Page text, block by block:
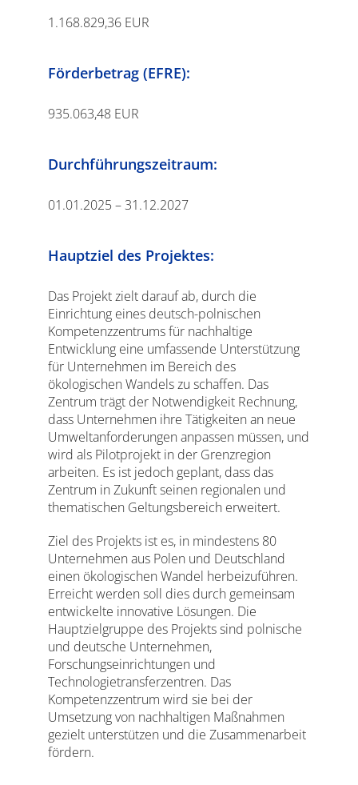
1.168.829,36 EUR
Förderbetrag (EFRE):
935.063,48 EUR
Durchführungszeitraum:
01.01.2025 – 31.12.2027
Hauptziel des Projektes:
Das Projekt zielt darauf ab, durch die
Einrichtung eines deutsch-polnischen
Kompetenzzentrums für nachhaltige
Entwicklung eine umfassende Unterstützung
für Unternehmen im Bereich des
ökologischen Wandels zu schaffen. Das
Zentrum trägt der Notwendigkeit Rechnung,
dass Unternehmen ihre Tätigkeiten an neue
Umweltanforderungen anpassen müssen, und
wird als Pilotprojekt in der Grenzregion
arbeiten. Es ist jedoch geplant, dass das
Zentrum in Zukunft seinen regionalen und
thematischen Geltungsbereich erweitert.
Ziel des Projekts ist es, in mindestens 80
Unternehmen aus Polen und Deutschland
einen ökologischen Wandel herbeizuführen.
Erreicht werden soll dies durch gemeinsam
entwickelte innovative Lösungen. Die
Hauptzielgruppe des Projekts sind polnische
und deutsche Unternehmen,
Forschungseinrichtungen und
Technologietransferzentren. Das
Kompetenzzentrum wird sie bei der
Umsetzung von nachhaltigen Maßnahmen
gezielt unterstützen und die Zusammenarbeit
fördern.